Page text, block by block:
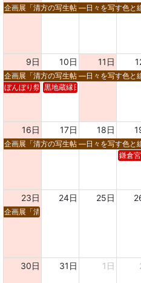
企画展「清方の写生帖 ―日々を写す色
9日 10日 11日
企画展「清方の写生帖 ―日々を写す色
ぼんぼり祭 黒地蔵縁日
16日 17日 18日
企画展「清方の写生帖 ―日々を写す色
鎌倉
23日 24日 25日
企画展「清方の写生帖 ―日々を写す色
30日 31日 1日